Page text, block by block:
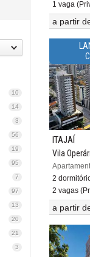
10
14
3
56
19
95
7
97
13
20
21
3
1 vaga
a partir
ITAJAÍ
Vila
2
2 vagas
a partir